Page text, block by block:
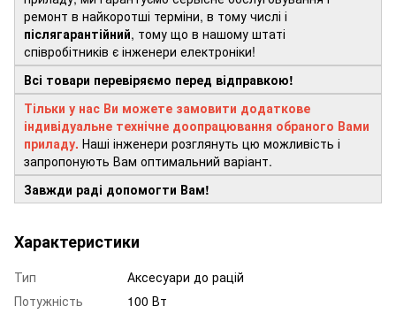
ремонт в найкоротші терміни, в тому числі і
післягарантійний, тому що в нашому штаті
співробітників є інженери електроніки!
Всі товари перевіряємо перед відправкою!
Тільки у нас Ви можете замовити додаткове
індивідуальне технічне доопрацювання обраного Вами
приладу. Наші інженери розглянуть цю можливість і
запропонують Вам оптимальний варіант.
Завжди раді допомогти Вам!
Характеристики
Тип
Аксесуари до рацій
Потужність
100 Вт